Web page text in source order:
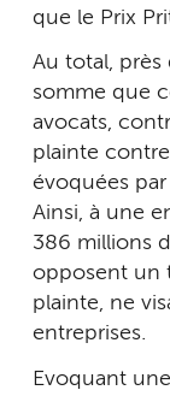
que le Prix
Au total, près
somme que
avocats,
plainte
évoquées
Ainsi, à une
386 millions
opposent un
plainte, ne
entreprises.
Evoquant